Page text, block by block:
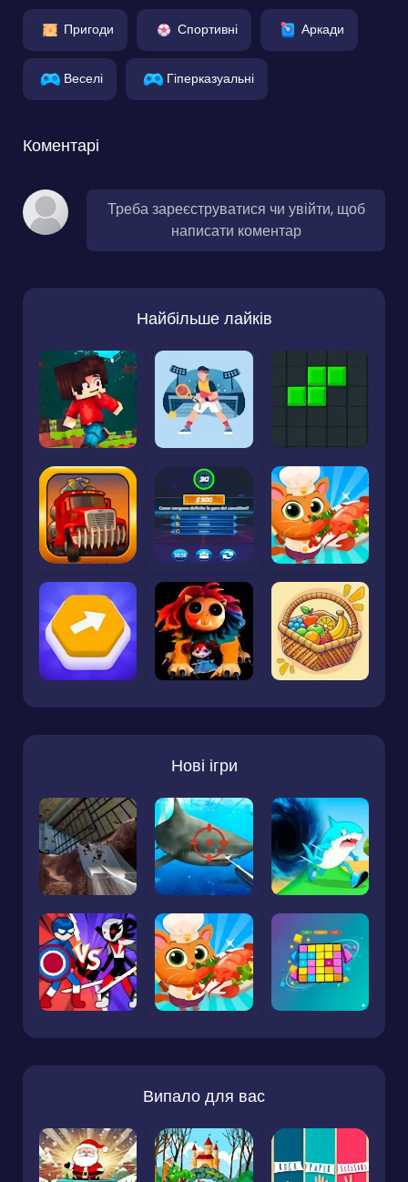
Пригоди Спортивні Аркади
Веселі Гіперказуальні
Коментарі
Треба зареєструватися чи увійти, щоб
написати коментар
Найбільше лайків
Нові ігри
Випало для вас